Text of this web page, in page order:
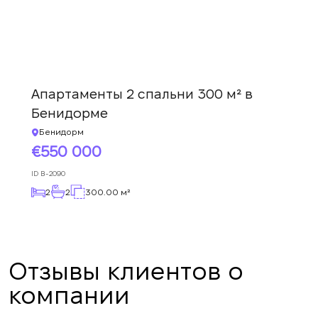
Апартаменты 2 спальни 300 м² в
Бенидорме
Бенидорм
550 000
ID B-2090
2 2 300.00 м²
Отзывы клиентов о
компании